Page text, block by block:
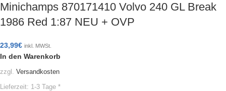
Minichamps 870171410 Volvo 240 GL Break
1986 Red 1:87 NEU + OVP
23,99€ inkl. MWSt.
In den Warenkorb
zzgl. Versandkosten
Lieferzeit: 1-3 Tage *